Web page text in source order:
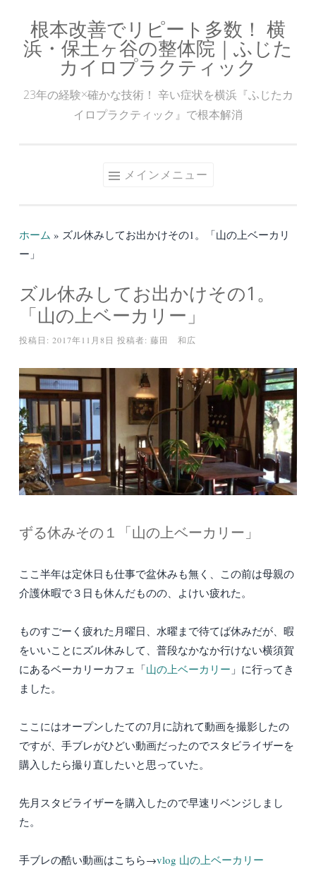
ン
根本改善でリピート多数！ 横
浜・保土ヶ谷の整体院｜ふじた
カイロプラクティック
23年の経験×確かな技術！ 辛い症状を横浜『ふじたカ
イロプラクティック』で根本解消
メインメニュー
ホーム » ズル休みしてお出かけその1。「山の上ベーカリ
ー」
ズル休みしてお出かけその1。
「山の上ベーカリー」
投稿日: 2017年11月8日 投稿者: 藤田 和広
ずる休みその１「山の上ベーカリー」
ここ半年は定休日も仕事で盆休みも無く、この前は母親の
介護休暇で３日も休んだものの、よけい疲れた。
ものすごーく疲れた月曜日、水曜まで待てば休みだが、暇
をいいことにズル休みして、普段なかなか行けない横須賀
にあるベーカリーカフェ「山の上ベーカリー 」に行ってき
ました。
ここにはオープンしたての7月に訪れて動画を撮影したの
ですが、手ブレがひどい動画だったのでスタビライザーを
購入したら撮り直したいと思っていた。
先月スタビライザーを購入したので早速リベンジしまし
た。
手ブレの酷い動画はこちら→vlog 山の上ベーカリー